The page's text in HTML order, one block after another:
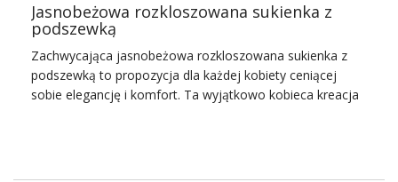
Jasnobeżowa rozkloszowana sukienka z
podszewką
Zachwycająca jasnobeżowa rozkloszowana sukienka z
podszewką to propozycja dla każdej kobiety ceniącej
sobie elegancję i komfort. Ta wyjątkowo kobieca kreacja